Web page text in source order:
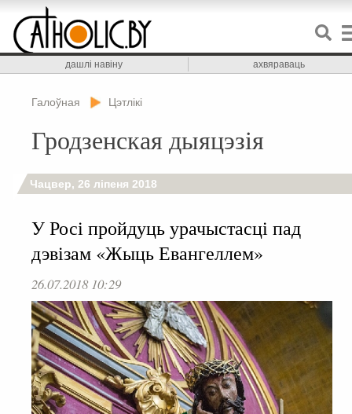
дашлі навіну ахвяраваць
Галоўная Цэтлікі
Гродзенская дыяцэзія
Чацвер, 26 ліпеня 2018
У Росі пройдуць урачыстасці пад
дэвізам «Жыць Евангеллем»
26.07.2018 10:29